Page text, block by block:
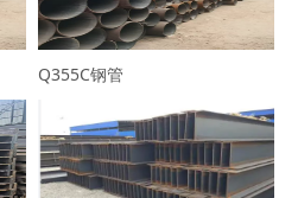
Q355C钢管